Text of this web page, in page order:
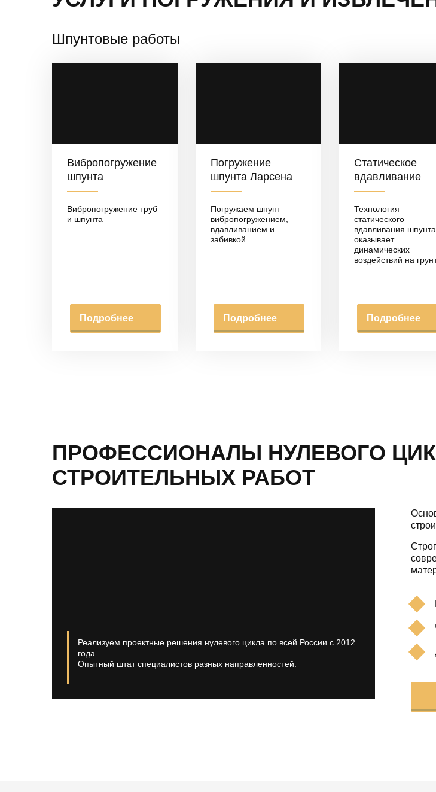
Шпунтовые работы
Вибропогружение
шпунта
Вибропогружение труб
и шпунта
Подробнее
Погружение
шпунта Ларсена
Погружаем шпунт
вибропогружением,
вдавливанием и
забивкой
Подробнее
Статическое
вдавливание
Технология
статического
вдавливания
оказывает
динамических
воздействий на
Подробнее
ПРОФЕССИОНАЛЫ НУЛЕВОГО
СТРОИТЕЛЬНЫХ РАБОТ
Реализуем проектные решения нулевого цикла по всей России с 2012
года
Опытный штат специалистов разных направленностей.